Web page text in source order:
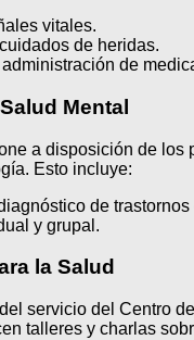
vitales.
de heridas.
administración de
Mental
a disposición de los
Esto incluye:
de
y grupal.
la Salud
servicio del Centro
talleres y charlas